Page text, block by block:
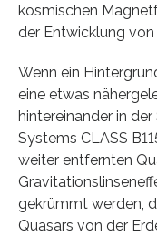
kosmischen
der Entwicklung von
Wenn ein
eine etwas
hintereinander in
Systems CLASS
weiter entfernten
gekrümmt werden,
Quasars von der